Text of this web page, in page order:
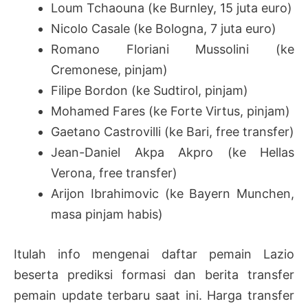
Loum Tchaouna (ke Burnley, 15 juta euro)
Nicolo Casale (ke Bologna, 7 juta euro)
Romano Floriani Mussolini (ke
Cremonese, pinjam)
Filipe Bordon (ke Sudtirol, pinjam)
Mohamed Fares (ke Forte Virtus, pinjam)
Gaetano Castrovilli (ke Bari, free transfer)
Jean-Daniel Akpa Akpro (ke Hellas
Verona, free transfer)
Arijon Ibrahimovic (ke Bayern Munchen,
masa pinjam habis)
Itulah info mengenai daftar pemain Lazio
beserta prediksi formasi dan berita transfer
pemain update terbaru saat ini. Harga transfer